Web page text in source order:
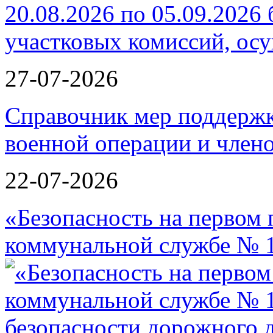
27-07-2026
Справочник мер
военной операции и
22-07-2026
«Безопасность на
коммунальной службе №